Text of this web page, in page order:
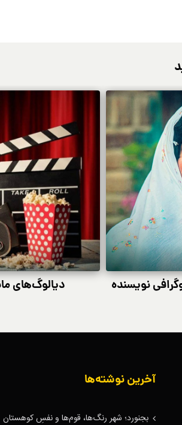
سینمای ایران و جهان
آخرین نوشته‌ها
بجنورد؛ شهر رنگ‌ها، قوم‌ها و نفسِ کوهستان